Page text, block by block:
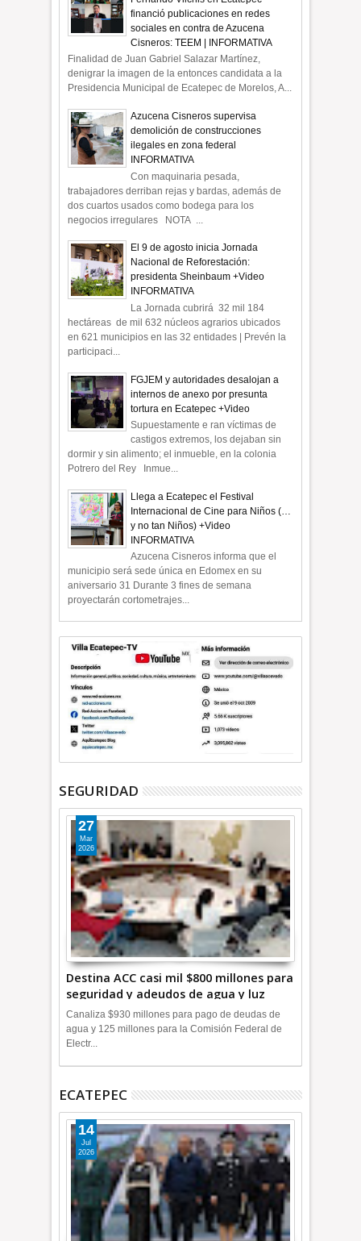
financió publicaciones en redes
sociales en contra de Azucena
Cisneros: TEEM | INFORMATIVA
Finalidad de Juan Gabriel Salazar Martínez,
denigrar la imagen de la entonces candidata a la
Presidencia Municipal de Ecatepec de Morelos, A...
Azucena Cisneros supervisa
demolición de construcciones
ilegales en zona federal
INFORMATIVA
Con maquinaria pesada,
trabajadores derriban rejas y bardas, además de
dos cuartos usados como bodega para los
negocios irregulares NOTA ...
El 9 de agosto inicia Jornada
Nacional de Reforestación:
presidenta Sheinbaum +Video
INFORMATIVA
La Jornada cubrirá 32 mil 184
hectáreas de mil 632 núcleos agrarios ubicados
en 621 municipios en las 32 entidades | Prevén la
participaci...
FGJEM y autoridades desalojan a
internos de anexo por presunta
tortura en Ecatepec +Video
Supuestamente e ran víctimas de
castigos extremos, los dejaban sin
dormir y sin alimento; el inmueble, en la colonia
Potrero del Rey Inmue...
Llega a Ecatepec el Festival
Internacional de Cine para Niños (…
y no tan Niños) +Video
INFORMATIVA
Azucena Cisneros informa que el
municipio será sede única en Edomex en su
aniversario 31 Durante 3 fines de semana
proyectarán cortometrajes...
SEGURIDAD
Destina ACC casi mil $800 millones para
seguridad y adeudos de agua y luz
+Video
27
Mar
2026
Canaliza $930 millones para pago de deudas de
agua y 125 millones para la Comisión Federal de
Electr...
ECATEPEC
14
Jul
2026